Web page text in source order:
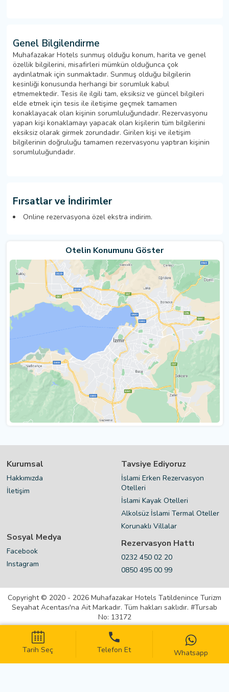
Tarih Seç Telefon Et Whatsapp
Fırsatlar ve İndirimler
Online rezervasyona özel ekstra indirim.
Otelin Konumunu Göster
Genel Bilgilendirme
Muhafazakar Hotels sunmuş olduğu konum, harita ve genel
özellik bilgilerini, misafirleri mümkün olduğunca çok
aydınlatmak için sunmaktadır. Sunmuş olduğu bilgilerin
kesinliği konusunda herhangi bir sorumluk kabul
etmemektedir. Tesis ile ilgili tam, eksiksiz ve güncel bilgileri
elde etmek için tesis ile iletişime geçmek tamamen
konaklayacak olan kişinin sorumluluğundadır. Rezervasyonu
yapan kişi konaklamayı yapacak olan kişilerin tüm bilgilerini
eksiksiz olarak girmek zorundadır. Girilen kişi ve iletişim
bilgilerinin doğruluğu tamamen rezervasyonu yaptıran kişinin
sorumluluğundadır.
Kurumsal
Hakkımızda
İletişim
Tavsiye Ediyoruz
İslami Erken Rezervasyon
Otelleri
İslami Kayak Otelleri
Alkolsüz İslami Termal Oteller
Korunaklı Villalar
Sosyal Medya
Facebook
Instagram
Rezervasyon Hattı
0232 450 02 20
0850 495 00 99
Copyright © 2020 - 2026 Muhafazakar Hotels Tatildenince Turizm
Seyahat Acentası'na Ait Markadır. Tüm hakları saklıdır. #Tursab
No: 13172
Kişisel Verilerin Korunması
Kullanıcı Sözleşmesi